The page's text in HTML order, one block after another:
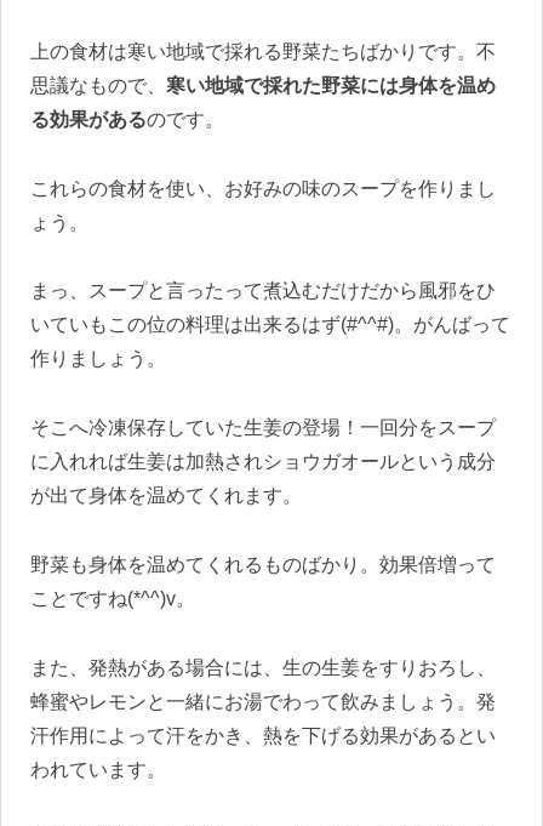
上の食材は寒い地域で採れる野菜たちばかりです。不
思議なもので、 寒い地域で採れた野菜には身体を温め
る効果があるのです。
これらの食材を使い、お好みの味のスープを作りまし
ょう。
まっ、スープと言ったって煮込むだけだから風邪をひ
いていもこの位の料理は出来るはず(#^^#)。がんばって
作りましょう。
そこへ冷凍保存していた生姜の登場！一回分をスープ
に入れれば生姜は加熱されショウガオールという成分
が出て身体を温めてくれます。
野菜も身体を温めてくれるものばかり。効果倍増って
ことですね(*^^)v。
また、発熱がある場合には、生の生姜をすりおろし、
蜂蜜やレモンと一緒にお湯でわって飲みましょう。発
汗作用によって汗をかき、熱を下げる効果があるとい
われています。